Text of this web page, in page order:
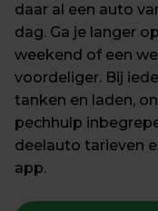
daar al een auto
dag. Ga je langer
weekend of een
voordeliger. Bij
tanken en laden,
pechhulp
deelauto tarieven
app.